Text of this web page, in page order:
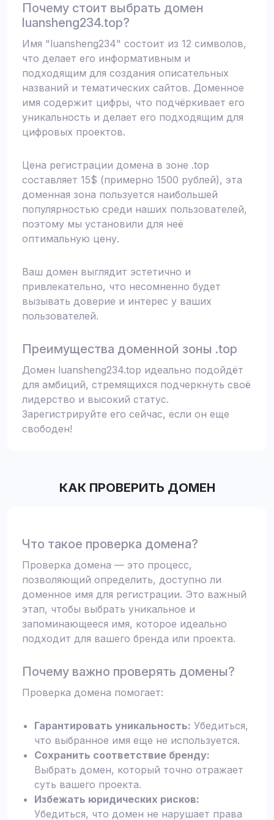
Почему стоит выбрать домен
luansheng234.top?
Имя "luansheng234" состоит из 12 символов,
что делает его информативным и
подходящим для создания описательных
названий и тематических сайтов. Доменное
имя содержит цифры, что подчёркивает его
уникальность и делает его подходящим для
цифровых проектов.
Цена регистрации домена в зоне .top
составляет 15$ (примерно 1500 рублей), эта
доменная зона пользуется наибольшей
популярностью среди наших пользователей,
поэтому мы установили для неё
оптимальную цену.
Ваш домен выглядит эстетично и
привлекательно, что несомненно будет
вызывать доверие и интерес у ваших
пользователей.
Преимущества доменной зоны .top
Домен luansheng234.top идеально подойдёт
для амбиций, стремящихся подчеркнуть своё
лидерство и высокий статус.
Зарегистрируйте его сейчас, если он еще
свободен!
КАК ПРОВЕРИТЬ ДОМЕН
Что такое проверка домена?
Проверка домена — это процесс,
позволяющий определить, доступно ли
доменное имя для регистрации. Это важный
этап, чтобы выбрать уникальное и
запоминающееся имя, которое идеально
подходит для вашего бренда или проекта.
Почему важно проверять домены?
Проверка домена помогает:
Гарантировать уникальность: Убедиться,
что выбранное имя еще не используется.
Сохранить соответствие бренду:
Выбрать домен, который точно отражает
суть вашего проекта.
Избежать юридических рисков:
Убедиться, что домен не нарушает права